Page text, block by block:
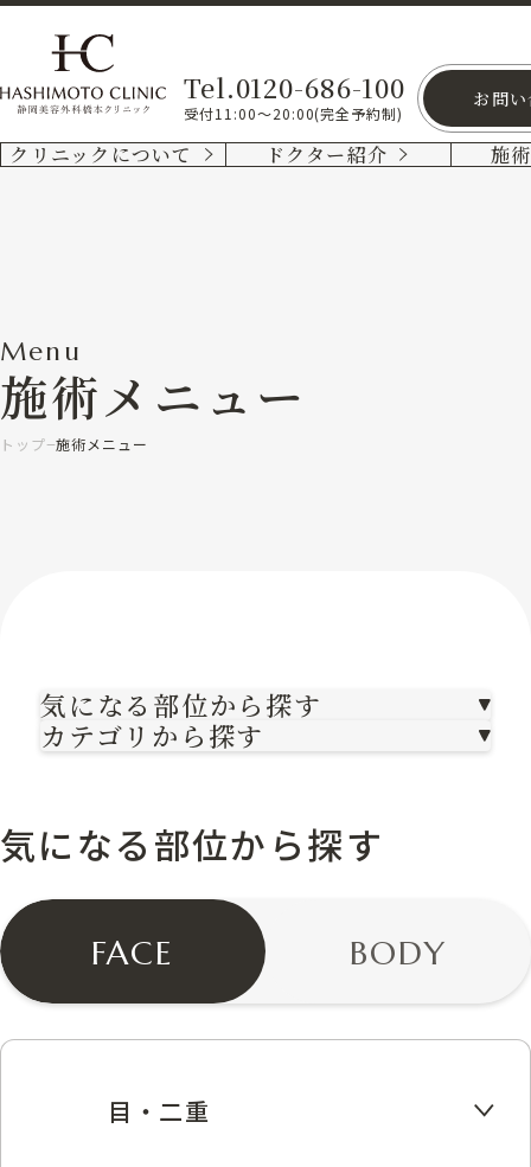
Tel.0120-686-100
受付11:00～20:00(完全予約制)
お問
クリニックについて ドクター紹介 施
Menu
施術メニュー
トップ 施術メニュー
気になる部位から探す
カテゴリから探す
気になる部位から探す
FACE BODY
目・二重